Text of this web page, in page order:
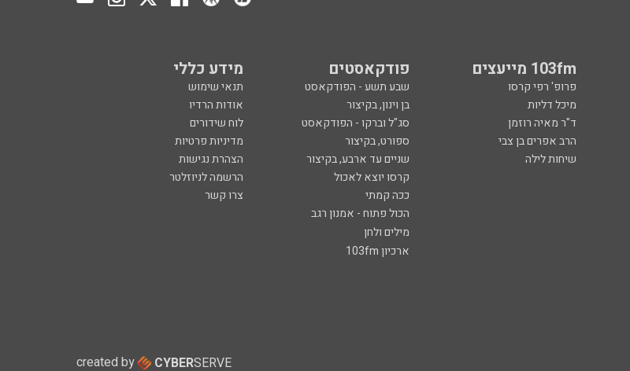
103fm מייעצים פודקאסטים מידע כללי
פרופ' רפי קרסו שבע תשע - הפודקאסט
תנאי שימוש
מיכל דליות בן וינון, בקיצור
אודות הרדיו
ד"ר מאיה רוזמן סג"ל וברקו - הפודקאסט
לוח שידורים
הרב אפרים בן צבי ספורט, בקיצור
מדיניות פרטיות
שיחות לילה שניים עד ארבע, בקיצור
הצהרת נגישות
קרסו יוצא לאכול
הרשמה לניוזלטר
ככה קמתי
צרו קשר
הכול פתוח - אמנון רגב
מילים ולחן
ארכיון 103fm
created by CYBERSERVE